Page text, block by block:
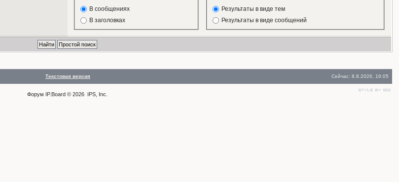
В сообщениях
В заголовках
Результаты в виде тем
Результаты в виде сообщений
Текстовая версия Сейчас: 8.8.2026, 16:05
Форум IP.Board © 2026 IPS, Inc